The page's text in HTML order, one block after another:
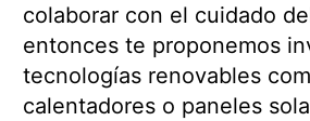
colaborar con el cuidado
entonces te proponemos
tecnologías renovables
calentadores o paneles